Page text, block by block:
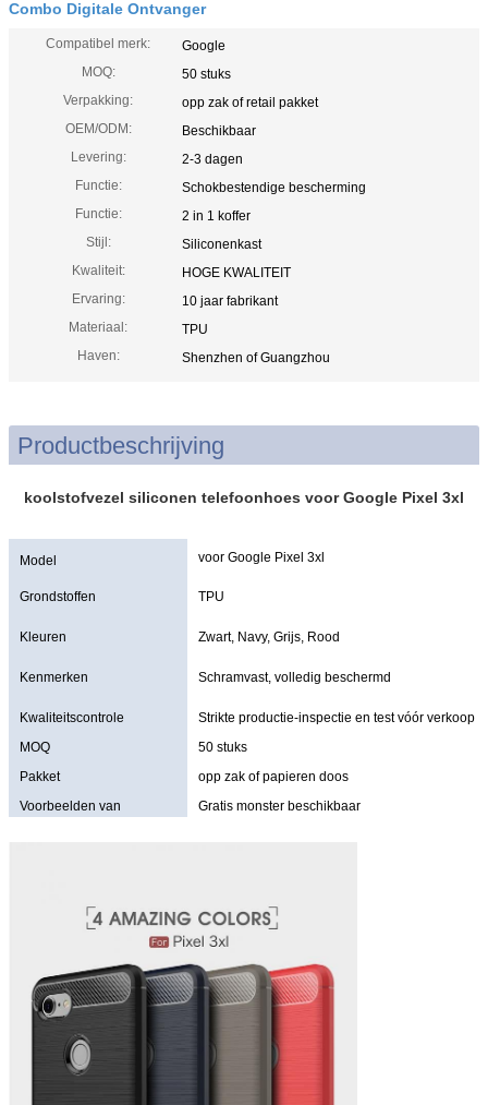
Combo Digitale Ontvanger
Compatibel merk:
Google
MOQ:
50 stuks
Verpakking:
opp zak of retail pakket
OEM/ODM:
Beschikbaar
Levering:
2-3 dagen
Functie:
Schokbestendige bescherming
Functie:
2 in 1 koffer
Stijl:
Siliconenkast
Kwaliteit:
HOGE KWALITEIT
Ervaring:
10 jaar fabrikant
Materiaal:
TPU
Haven:
Shenzhen of Guangzhou
Productbeschrijving
koolstofvezel siliconen telefoonhoes voor Google Pixel 3xl
Model voor Google Pixel 3xl
Grondstoffen TPU
Kleuren Zwart, Navy, Grijs, Rood
Kenmerken Schramvast, volledig beschermd
Kwaliteitscontrole
Strikte productie-inspectie en test vóór verkoop
MOQ
50 stuks
Pakket
opp zak of papieren doos
Voorbeelden van
Gratis monster beschikbaar